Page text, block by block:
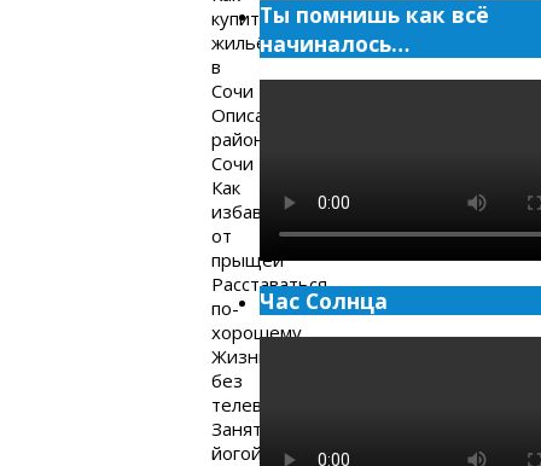
купить
жильё
в
Сочи
Описание
районов
Сочи
Как
избавиться
от
прыщей
Расставаться
по-
хорошему
Жизнь
без
телевизора
Занятия
йогой
Ты помнишь как всё
начиналось…
Час Солнца